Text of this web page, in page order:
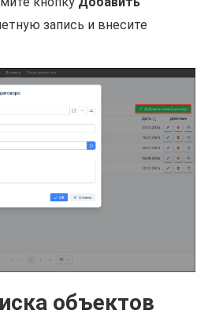
запись и внесите
объектов